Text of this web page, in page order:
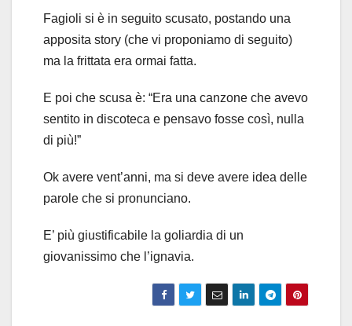
Fagioli si è in seguito scusato, postando una
apposita story (che vi proponiamo di seguito)
ma la frittata era ormai fatta.
E poi che scusa è: “Era una canzone che avevo
sentito in discoteca e pensavo fosse così, nulla
di più!”
Ok avere vent’anni, ma si deve avere idea delle
parole che si pronunciano.
E’ più giustificabile la goliardia di un
giovanissimo che l’ignavia.